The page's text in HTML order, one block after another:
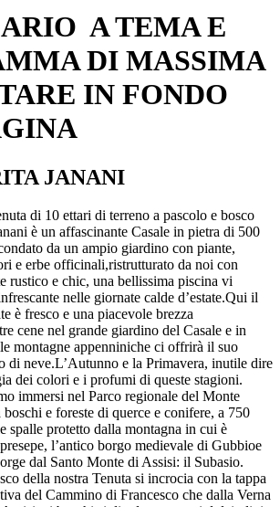
A TEMA E
DI MASSIMA
IN FONDO
JANANI
di 10 ettari di terreno a pascolo e bosco
è un affascinante Casale in pietra di 500
da un ampio giardino con piante,
e erbe officinali,ristrutturato da noi con
rustico e chic, una bellissima piscina vi
nelle giornate calde d’estate.Qui il
è fresco e una piacevole brezza
cene nel grande giardino del Casale e in
montagne appenniniche ci offrirà il suo
di neve.L’Autunno e la Primavera, inutile dire
dei colori e i profumi di queste stagioni.​
immersi nel Parco regionale del Monte
e foreste di querce e conifere, a 750
spalle protetto dalla montagna in cui è
l’antico borgo medievale di Gubbioe
dal Santo Monte di Assisi: il Subasio.​
della nostra Tenuta si incrocia con la tappa
del Cammino di Francesco che dalla Verna